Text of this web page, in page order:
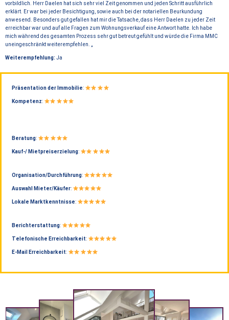
vorbildlich. Herr Daelen hat sich sehr viel Zeit genommen und jeden Schritt ausführlich
erklärt. Er war bei jeder Besichtigung, sowie auch bei der notariellen Beurkundung
anwesend. Besonders gut gefallen hat mir die Tatsache, dass Herr Daelen zu jeder Zeit
erreichbar war und auf alle Fragen zum Wohnungsverkauf eine Antwort hatte. Ich habe
mich während des gesamten Prozess sehr gut betreut gefühlt und würde die Firma MMC
uneingeschränkt weiterempfehlen. „
Weiterempfehlung: Ja
Präsentation der Immobilie:
Kompetenz:
Beratung:
Kauf-/ Mietpreiserzielung:
Organisation/Durchführung:
Auswahl Mieter/Käufer:
Lokale Marktkenntnisse:
Berichterstattung:
Telefonische Erreichbarkeit:
E-Mail Erreichbarkeit: